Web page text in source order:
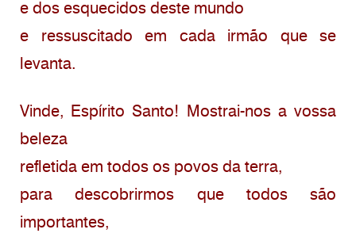
e dos esquecidos deste mundo
e ressuscitado em cada irmão que se
levanta.
Vinde, Espírito Santo! Mostrai-nos a vossa
beleza
refletida em todos os povos da terra,
para descobrirmos que todos são
importantes,